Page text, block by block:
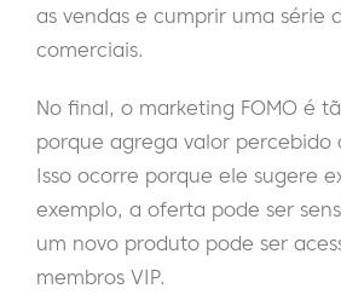
as vendas e cumprir uma série
comerciais.
No final, o marketing FOMO é
porque agrega valor percebido
Isso ocorre porque ele sugere
exemplo, a oferta pode ser
um novo produto pode ser
membros VIP.